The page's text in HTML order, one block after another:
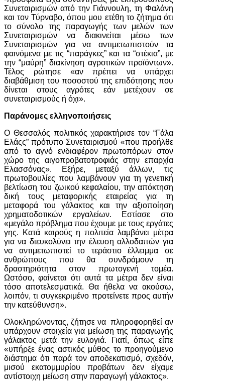
Συνεταιρισμών από την Γιάννουλη, τη Φαλάνη
και τον Τύρναβο, όπου μου ετέθη το ζήτημα ότι
το σύνολο της παραγωγής των μελών των
Συνεταιρισμών να διακινείται μέσω των
Συνεταιρισμών για να αντιμετωπιστούν τα
φαινόμενα με τις “παράγκες” και τα “στέκια”, με
την “μαύρη” διακίνηση αγροτικών προϊόντων».
Τέλος ρώτησε «αν πρέπει να υπάρχει
διαβάθμιση του ποσοστού της επιδότησης που
δίνεται στους αγρότες εάν μετέχουν σε
συνεταιρισμούς ή όχι».
Παράνομες ελληνοποιήσεις
Ο Θεσσαλός πολιτικός χαρακτήρισε τον “Γάλα
Ελάςς” πρότυπο Συνεταιρισμού «που προήλθε
από το αγνό ενδιαφέρον πρωτοπόρων στον
χώρο της αιγοπροβατοτροφιάς στην επαρχία
Ελασσόνας». Εξήρε, μεταξύ άλλων, τις
πρωτοβουλίες που λαμβάνουν για τη γενετική
βελτίωση του ζωικού κεφαλαίου, την απόκτηση
δική τους μεταφορικής εταιρείας για τη
μεταφορά του γάλακτος και την αξιοποίηση
χρηματοδοτικών εργαλείων. Εστίασε στο
«μεγάλο πρόβλημα που έχουμε με τους εργάτες
γης. Κατά καιρούς η πολιτεία λαμβάνει μέτρα
για να διευκολύνει την έλευση αλλοδαπών για
να αντιμετωπιστεί το τεράστιο έλλειμμα σε
ανθρώπους που θα συνδράμουν τη
δραστηριότητα στον πρωτογενή τομέα.
Ωστόσο, φαίνεται ότι αυτά τα μέτρα δεν είναι
τόσο αποτελεσματικά. Θα ήθελα να ακούσω,
λοιπόν, τι συγκεκριμένο προτείνετε προς αυτήν
την κατεύθυνση».
Ολοκληρώνοντας, ζήτησε να πληροφορηθεί αν
υπάρχουν στοιχεία για μείωση της παραγωγής
γάλακτος μετά την ευλογιά. Γιατί, όπως είπε
«υπήρξε ένας αστικός μύθος το προηγούμενο
διάστημα ότι παρά τον αποδεκατισμό, σχεδόν,
μισού εκατομμυρίου προβάτων δεν είχαμε
αντίστοιχη μείωση στην παραγωγή γάλακτος».